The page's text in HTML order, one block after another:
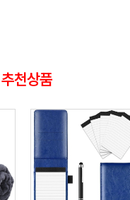
추천상품